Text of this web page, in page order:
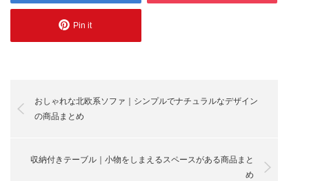
Pin it
おしゃれな北欧系ソファ｜シンプルでナチュラルなデザイン
の商品まとめ
収納付きテーブル｜小物をしまえるスペースがある商品まと
め